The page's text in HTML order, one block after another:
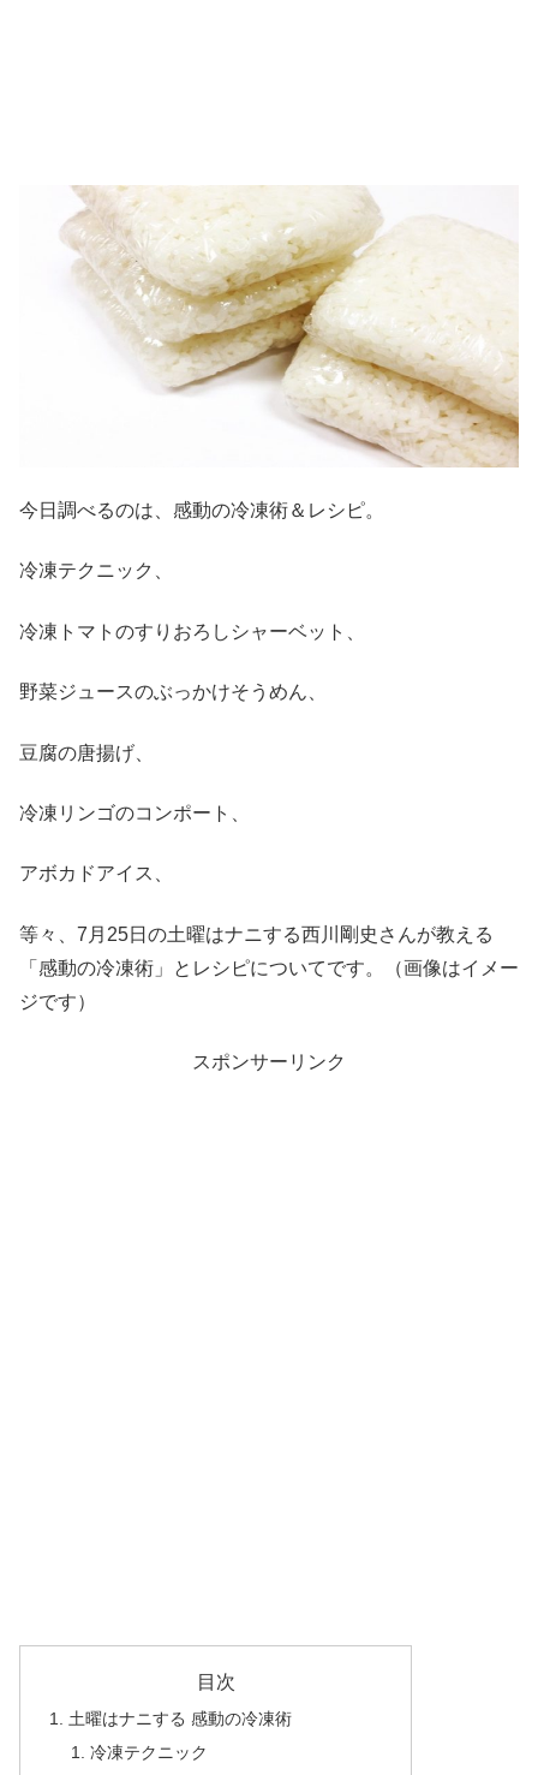
今日調べるのは、感動の冷凍術＆レシピ。
冷凍テクニック、
冷凍トマトのすりおろしシャーベット、
野菜ジュースのぶっかけそうめん、
豆腐の唐揚げ、
冷凍リンゴのコンポート、
アボカドアイス、
等々、7月25日の土曜はナニする西川剛史さんが教える
「感動の冷凍術」とレシピについてです。（画像はイメー
ジです）
スポンサーリンク
目次
土曜はナニする 感動の冷凍術
冷凍テクニック